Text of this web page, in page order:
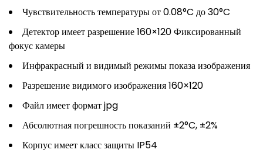
Чувствительность температуры от 0.08°C до 30°C
Детектор имеет разрешение 160×120 Фиксированный
фокус камеры
Инфракрасный и видимый режимы показа изображения
Разрешение видимого изображения 160×120
Файл имеет формат jpg
Абсолютная погрешность показаний ±2°C, ±2%
Корпус имеет класс защиты IP54